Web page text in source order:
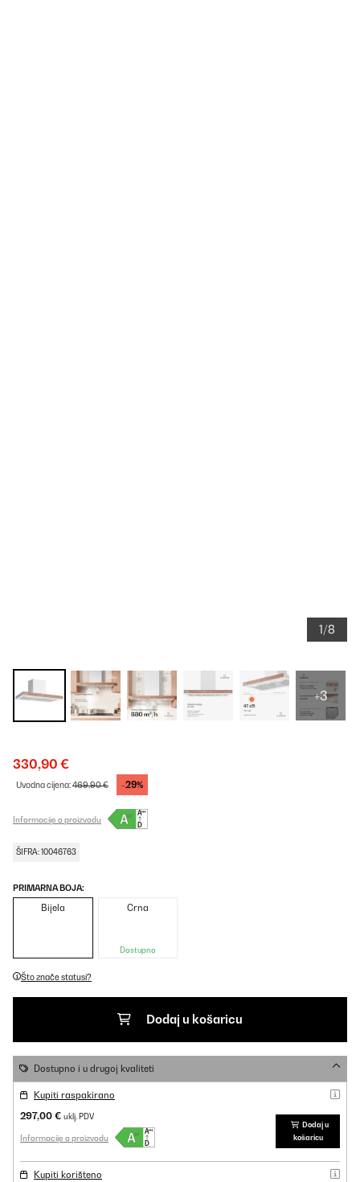
1/8
+3
330,90 €
Uvodna cijena:469,90 € -29%
Informacije o proizvodu
ŠIFRA: 10046763
PRIMARNA BOJA:
Bijela Crna
Dostupno
Što znače statusi?
Dodaj u košaricu
Dostupno i u drugoj kvaliteti
Kupiti raspakirano
297,00 € uklj. PDV
Informacije o proizvodu
Dodaj u
košaricu
Kupiti korišteno